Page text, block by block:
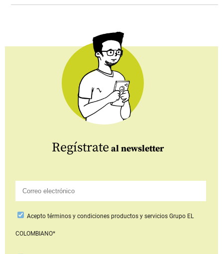
Regístrate al newsletter
Aceptotérminos y condiciones productos y serviciosGrupo EL
COLOMBIANO*